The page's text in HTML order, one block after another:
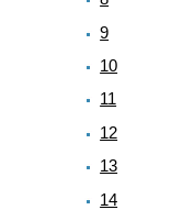
9
10
11
12
13
14